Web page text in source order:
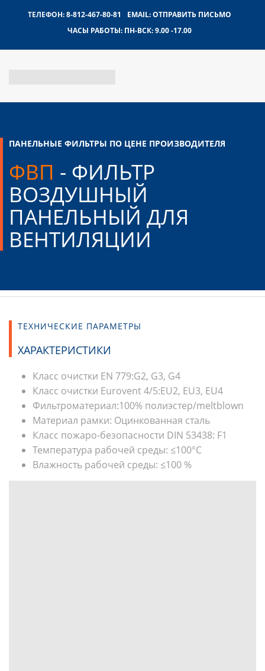
ТЕЛЕФОН:8-812-467-80-81 EMAIL:ОТПРАВИТЬ ПИСЬМО
ЧАСЫ РАБОТЫ: ПН-ВСК: 9.00 -17.00
ПАНЕЛЬНЫЕ ФИЛЬТРЫ ПО ЦЕНЕ ПРОИЗВОДИТЕЛЯ
ФВП - ФИЛЬТР
ВОЗДУШНЫЙ
ПАНЕЛЬНЫЙ ДЛЯ
ВЕНТИЛЯЦИИ
ТЕХНИЧЕСКИЕ ПАРАМЕТРЫ
ХАРАКТЕРИСТИКИ
Класс очистки EN 779:G2, G3, G4
Класс очистки Eurovent 4/5:EU2, EU3, EU4
Фильтроматериал:100% полиэстер/meltblown
Материал рамки: Оцинкованная сталь
Класс пожаро-безопасности DIN 53438: F1
Температура рабочей среды: ≤100°С
Влажность рабочей среды: ≤100 %